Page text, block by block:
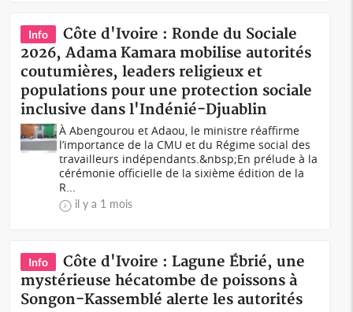
Info
Côte d'Ivoire : Ronde du Sociale
2026, Adama Kamara mobilise autorités
coutumières, leaders religieux et
populations pour une protection sociale
inclusive dans l'Indénié-Djuablin
À Abengourou et Adaou, le ministre réaffirme
l’importance de la CMU et du Régime social des
travailleurs indépendants.&nbsp;En prélude à la
cérémonie officielle de la sixième édition de la
R...
il y a 1 mois
Info
Côte d'Ivoire : Lagune Ébrié, une
mystérieuse hécatombe de poissons à
Songon-Kassemblé alerte les autorités